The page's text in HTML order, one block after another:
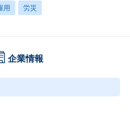
用 労災
企業情報